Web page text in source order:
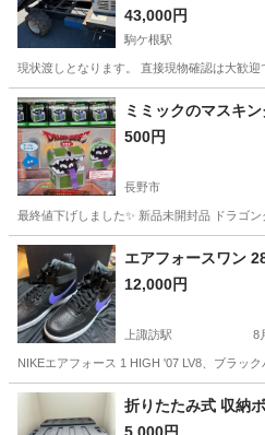
43,000円
駒ケ根駅
現状渡しとなります。 直接現物確認は大歓
長野 駒ヶ根市 駒ケ根駅 その他
ミミックのマスキ
500円
長野市
最終値下げしました✨️ 新品未開封品 ドラゴ
長野 長野市
エアフォースワン
12,000円
上諏訪駅 8
NIKEエアフォース 1 HIGH '07 LV8、ブラッ
長野 諏訪市 上諏訪駅 その他
折りたたみ式 収納